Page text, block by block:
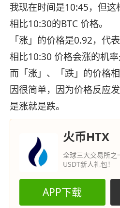
我现在时间是10:45，但
相比10:30的BTC 价格。
「涨」的价格是0.92，代
相比10:30 价格会涨的机率
而「涨」、「跌」的价格
因很简单，因为价格反应
是涨就是跌。
火币HTX
全球三大交易所之
USDT新人礼包！
APP下载